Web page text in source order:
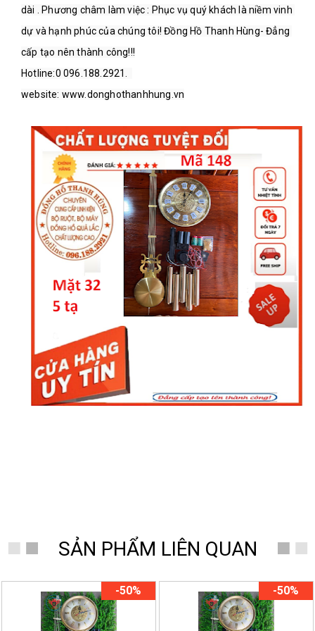
dài . Phương châm làm việc : Phục vụ quý khách là niềm vinh
dự và hạnh phúc của chúng tôi! Đồng Hồ Thanh Hùng- Đẳng
cấp tạo nên thành công!!!
Hotline:0 096.188.2921.
website: www.donghothanhhung.vn
SẢN PHẨM LIÊN QUAN
-50% -50%